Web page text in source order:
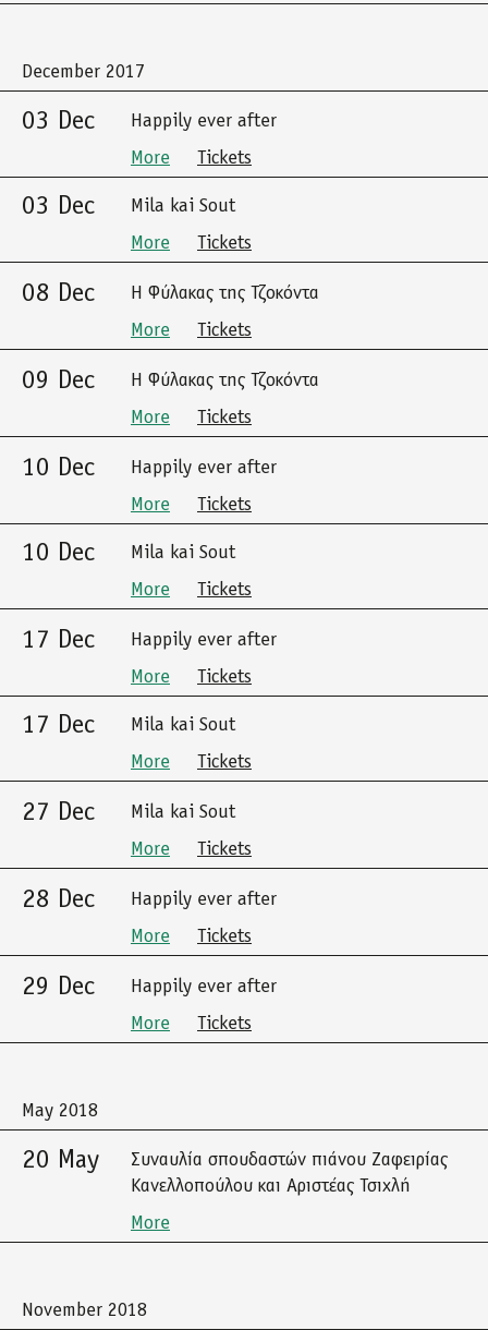
December 2017
03 Dec
Happily ever after
More
Tickets
03 Dec
Mila kai Sout
More
Tickets
08 Dec
Η Φύλακας της Τζοκόντα
More
Tickets
09 Dec
Η Φύλακας της Τζοκόντα
More
Tickets
10 Dec
Happily ever after
More
Tickets
10 Dec
Mila kai Sout
More
Tickets
17 Dec
Happily ever after
More
Tickets
17 Dec
Mila kai Sout
More
Tickets
27 Dec
Mila kai Sout
More
Tickets
28 Dec
Happily ever after
More
Tickets
29 Dec
Happily ever after
More
Tickets
May 2018
20 May
Συναυλία σπουδαστών πιάνου Ζαφειρίας
Κανελλοπούλου και Αριστέας Τσιχλή
More
November 2018